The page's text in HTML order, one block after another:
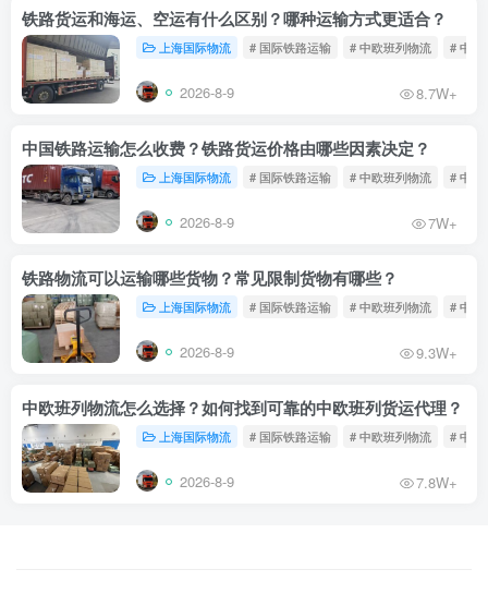
铁路货运和海运、空运有什么区别？哪种运输方式更适合？
上海国际物流 # 国际铁路运输 # 中欧班列物流 # 中欧
2026-8-9 8.7W+
中国铁路运输怎么收费？铁路货运价格由哪些因素决定？
上海国际物流 # 国际铁路运输 # 中欧班列物流 # 中欧
2026-8-9 7W+
铁路物流可以运输哪些货物？常见限制货物有哪些？
上海国际物流 # 国际铁路运输 # 中欧班列物流 # 中欧
2026-8-9 9.3W+
中欧班列物流怎么选择？如何找到可靠的中欧班列货运代理？
上海国际物流 # 国际铁路运输 # 中欧班列物流 # 中欧
2026-8-9 7.8W+